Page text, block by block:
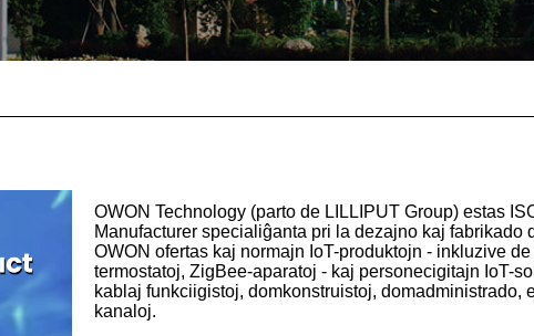
OWON Technology (parto de LILLIPUT Group) estas
Manufacturer specialiĝanta pri la dezajno kaj
OWON ofertas kaj normajn IoT-produktojn - inkluzive
termostatoj, ZigBee-aparatoj - kaj personecigitajn IoT-
kablaj funkciigistoj, domkonstruistoj, domadministrado,
kanaloj.